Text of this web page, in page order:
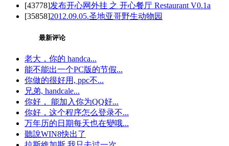
[43778]发布开心网外挂 之 开心餐厅 Restaurant V0.1a
[35858]2012.09.05.圣地亚哥野生动物园
最新评论
老大，你的 handca...
能不能出一个PC版的节假...
你做的很好用, ppc不...
兄弟, handcale...
你好， 能加入你为QQ好...
你好，这个程序怎么登录不...
万年历的日期每天也在變哦...
聽說WIN8快出了